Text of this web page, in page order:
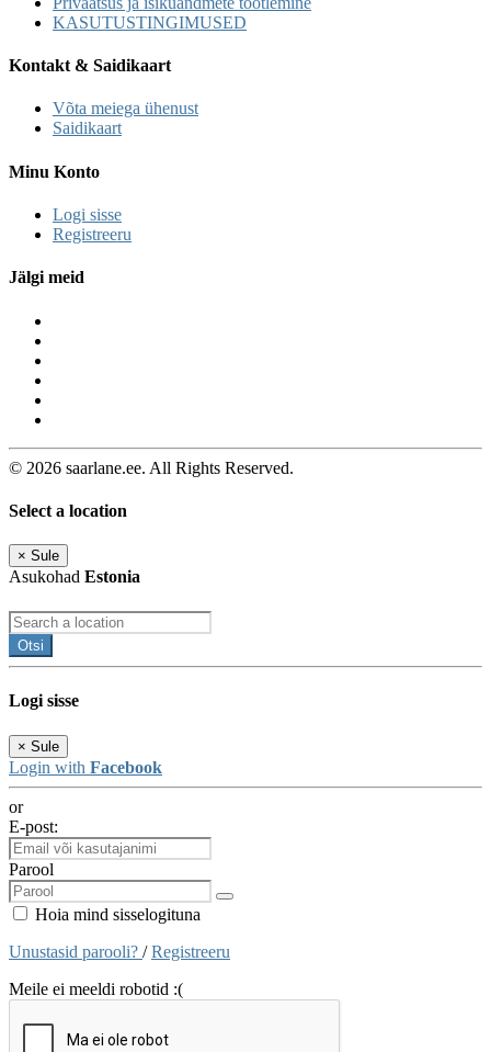
KASUTUSTINGIMUSED
Kontakt & Saidikaart
Võta meiega ühenust
Saidikaart
Minu Konto
Logi sisse
Registreeru
Jälgi meid
© 2026 saarlane.ee. All Rights Reserved.
Select a location
× Sule
Asukohad Estonia
Otsi
Logi sisse
× Sule
Login with Facebook
or
E-post:
Parool
Hoia mind sisselogituna
Unustasid parooli? /Registreeru
Meile ei meeldi robotid :(